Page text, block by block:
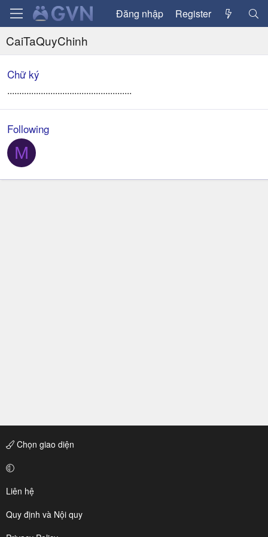
Đăng nhập Register
CaiTaQuyChinh
Chữ ký
....................................................
Following
M
Chọn giao diện
Liên hệ
Quy định và Nội quy